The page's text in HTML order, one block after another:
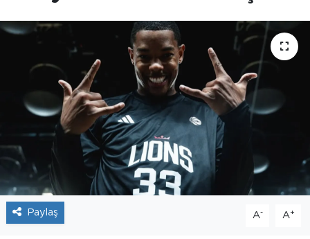
Paylaş A- A+